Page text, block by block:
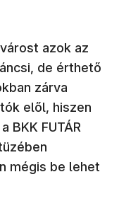
azok az
de érthető
zárva
elől, hiszen
BKK FUTÁR
mégis be lehet